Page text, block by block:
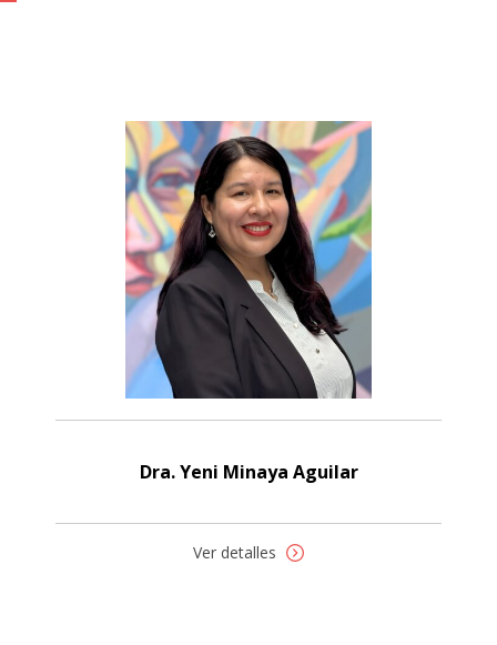
Dra. Yeni Minaya Aguilar
Ver detalles